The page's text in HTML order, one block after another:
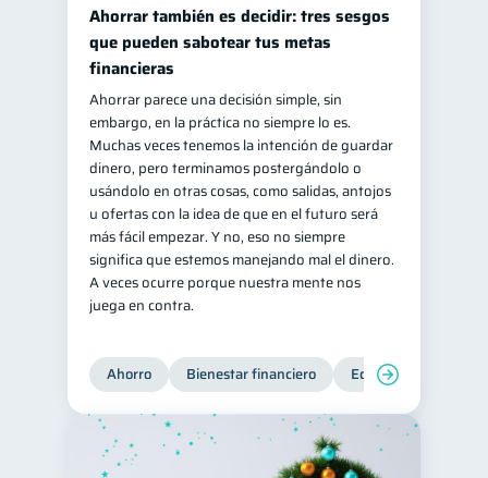
Organización Financiera 10
Deudas 10
Entidad financiera
Préstamos 8 Consejos 6
Tarjeta de crédito 6
Historial crediticio 6
Servicios 4
Derechos & Deberes 4
Superintendencia de Bancos 4
Criptomonedas 2
Cuenta Abandonada 2
Inversiones 2
Cuenta Inactiva
Ahorrar también es decidir: tres sesgos
que pueden sabotear tus metas
financieras
Ahorrar parece una decisión simple, sin
embargo, en la práctica no siempre lo es.
Muchas veces tenemos la intención de guardar
dinero, pero terminamos postergándolo o
usándolo en otras cosas, como salidas, antojos
u ofertas con la idea de que en el futuro será
más fácil empezar. Y no, eso no siempre
significa que estemos manejando mal el dinero.
A veces ocurre porque nuestra mente nos
juega en contra.
Ahorro Bienestar financiero Educación financiera